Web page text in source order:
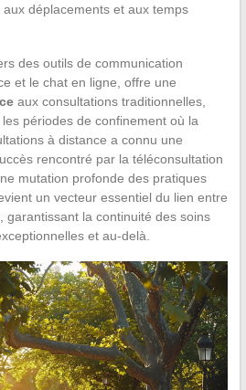
déplacements et aux temps
des outils de communication
et le chat en ligne, offre une
aux consultations traditionnelles,
périodes de confinement où la
à distance a connu une
rencontré par la téléconsultation
mutation profonde des pratiques
un vecteur essentiel du lien entre
garantissant la continuité des soins
et au-delà.